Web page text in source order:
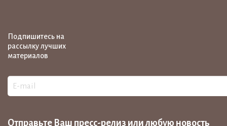
Подпишитесь на
рассылку лучших
материалов
Отправьте Ваш пресс-релиз или любую новость